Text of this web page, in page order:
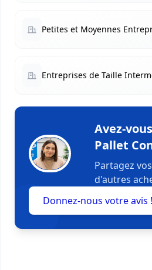
Petites et Moyennes
Entreprises de Taille
Avez-
Pallet
Partagez
d'autres
Donnez-nous votre avis !